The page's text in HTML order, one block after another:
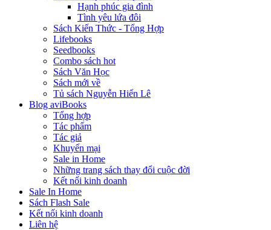
Hạnh phúc gia đình
Tình yêu lứa đôi
Sách Kiến Thức - Tổng Hợp
Lifebooks
Seedbooks
Combo sách hot
Sách Văn Học
Sách mới về
Tủ sách Nguyễn Hiến Lê
Blog aviBooks
Tổng hợp
Tác phẩm
Tác giả
Khuyến mại
Sale in Home
Những trang sách thay đổi cuộc đời
Kết nối kinh doanh
Sale In Home
Sách Flash Sale
Kết nối kinh doanh
Liên hệ